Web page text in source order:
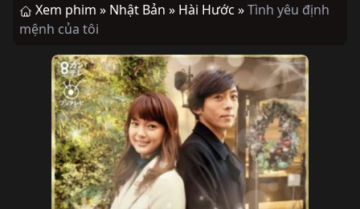
Xem phim » Nhật Bản » Hài Hước »Tình yêu định
mệnh của tôi